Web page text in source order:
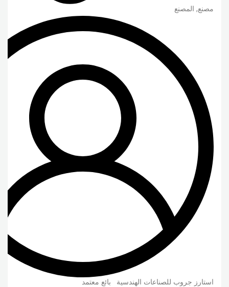
مصنع, المصنع
استارز جروب للصناعات الهندسية بائع معتمد